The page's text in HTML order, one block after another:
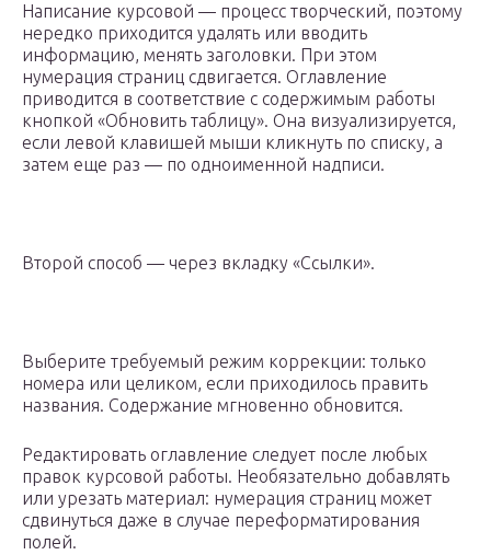
Написание курсовой — процесс творческий, поэтому
нередко приходится удалять или вводить
информацию, менять заголовки. При этом
нумерация страниц сдвигается. Оглавление
приводится в соответствие с содержимым работы
кнопкой «Обновить таблицу». Она визуализируется,
если левой клавишей мыши кликнуть по списку, а
затем еще раз — по одноименной надписи.
Второй способ — через вкладку «Ссылки».
Выберите требуемый режим коррекции: только
номера или целиком, если приходилось править
названия. Содержание мгновенно обновится.
Редактировать оглавление следует после любых
правок курсовой работы. Необязательно добавлять
или урезать материал: нумерация страниц может
сдвинуться даже в случае переформатирования
полей.